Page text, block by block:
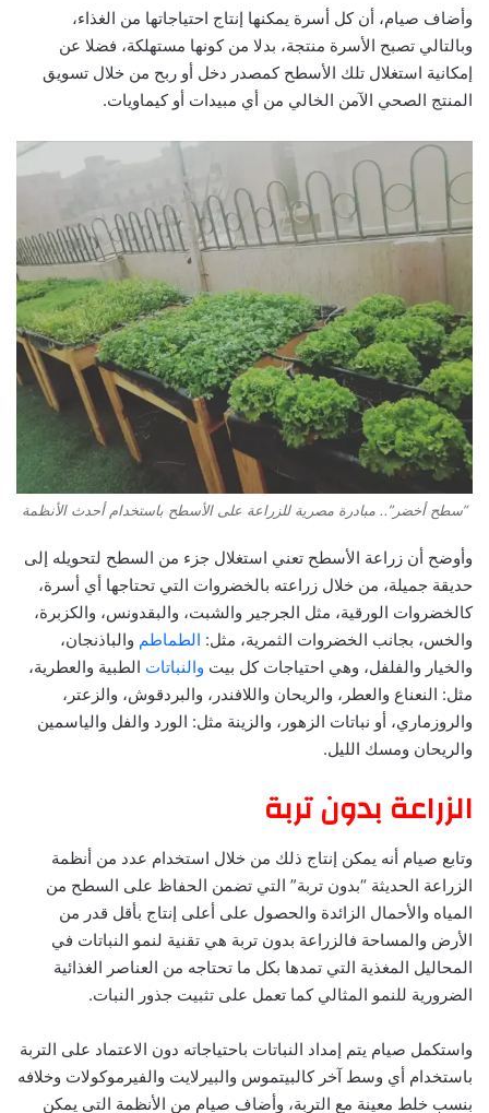
وأضاف صيام، أن كل أسرة يمكنها إنتاج احتياجاتها من الغذاء،
وبالتالي تصبح الأسرة منتجة، بدلا من كونها مستهلكة، فضلا عن
إمكانية استغلال تلك الأسطح كمصدر دخل أو ربح من خلال تسويق
المنتج الصحي الآمن الخالي من أي مبيدات أو كيماويات.
“سطح أخضر”.. مبادرة مصرية للزراعة على الأسطح باستخدام أحدث الأنظمة
وأوضح أن زراعة الأسطح تعني استغلال جزء من السطح لتحويله إلى
حديقة جميلة، من خلال زراعته بالخضروات التي تحتاجها أي أسرة،
كالخضروات الورقية، مثل الجرجير والشبت، والبقدونس، والكزبرة،
والخس، بجانب الخضروات الثمرية، مثل: الطماطم والباذنجان،
والخيار والفلفل، وهي احتياجات كل بيت والنباتات الطبية والعطرية،
مثل: النعناع والعطر، والريحان واللافندر، والبردقوش، والزعتر،
والروزماري، أو نباتات الزهور، والزينة مثل: الورد والفل والياسمين
والريحان ومسك الليل.
الزراعة بدون تربة
وتابع صيام أنه يمكن إنتاج ذلك من خلال استخدام عدد من أنظمة
الزراعة الحديثة “بدون تربة” التي تضمن الحفاظ على السطح من
المياه والأحمال الزائدة والحصول على أعلى إنتاج بأقل قدر من
الأرض والمساحة فالزراعة بدون تربة هي تقنية لنمو النباتات في
المحاليل المغذية التي تمدها بكل ما تحتاجه من العناصر الغذائية
الضرورية للنمو المثالي كما تعمل على تثبيت جذور النبات.
واستكمل صيام يتم إمداد النباتات باحتياجاته دون الاعتماد على التربة
باستخدام أي وسط آخر كالبيتموس والبيرلايت والفيرموكولات وخلافه
بنسب خلط معينة مع التربة، وأضاف صيام من الأنظمة التي يمكن